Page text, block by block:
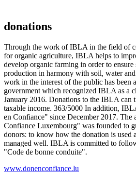
donations
Through the work of IBLA in the field of
for organic agriculture, IBLA helps to
develop organic farming in order to ensure
production in harmony with soil, water
work in the interest of the public has been
government which recognized IBLA as a
January 2016. Donations to the IBLA can
taxable income. 363/5000 In addition,
en Confiance" since December 2017. The
Confiance Luxembourg" was founded to
donors: to know how the donation is used
managed well. IBLA is committed to
"Code de bonne conduite".
www.donenconfiance.lu